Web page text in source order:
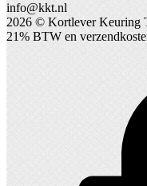
info@kkt.nl
2026 © Kortlever Keuring
21% BTW en